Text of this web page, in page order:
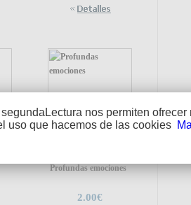
Profundas emociones
2.00€
nos permiten ofrecer
uso que hacemos de las cookies